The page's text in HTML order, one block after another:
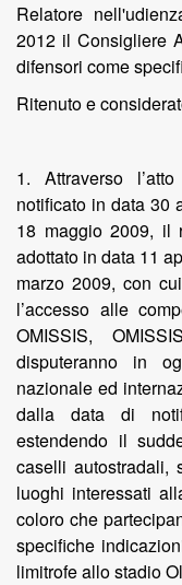
Relatore
2012 il Consigliere
difensori come
Ritenuto e
1. Attraverso
notificato in data 30
18 maggio 2009, il
adottato in data 11
marzo 2009, con
l’accesso alle
OMISSIS,
disputeranno in
nazionale ed
dalla data di
estendendo il
caselli
luoghi interessati
coloro che
specifiche
limitrofe allo stadio